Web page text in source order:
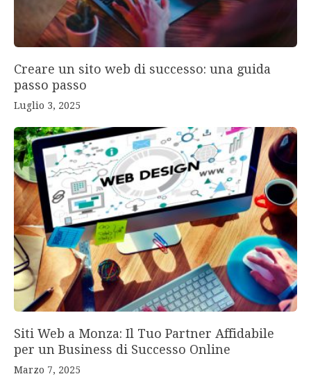
Creare un sito web di successo: una guida
passo passo
Luglio 3, 2025
Siti Web a Monza: Il Tuo Partner Affidabile
per un Business di Successo Online
Marzo 7, 2025